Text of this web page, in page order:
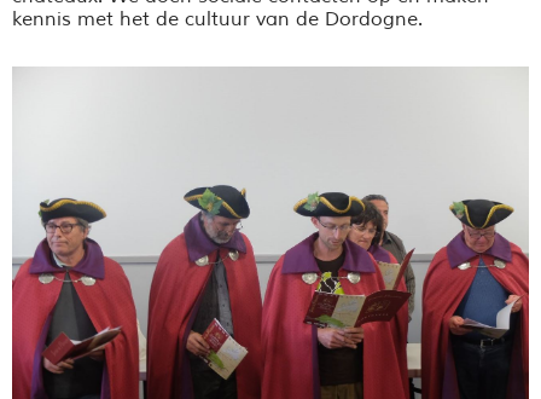
kennis met het de cultuur van de Dordogne.